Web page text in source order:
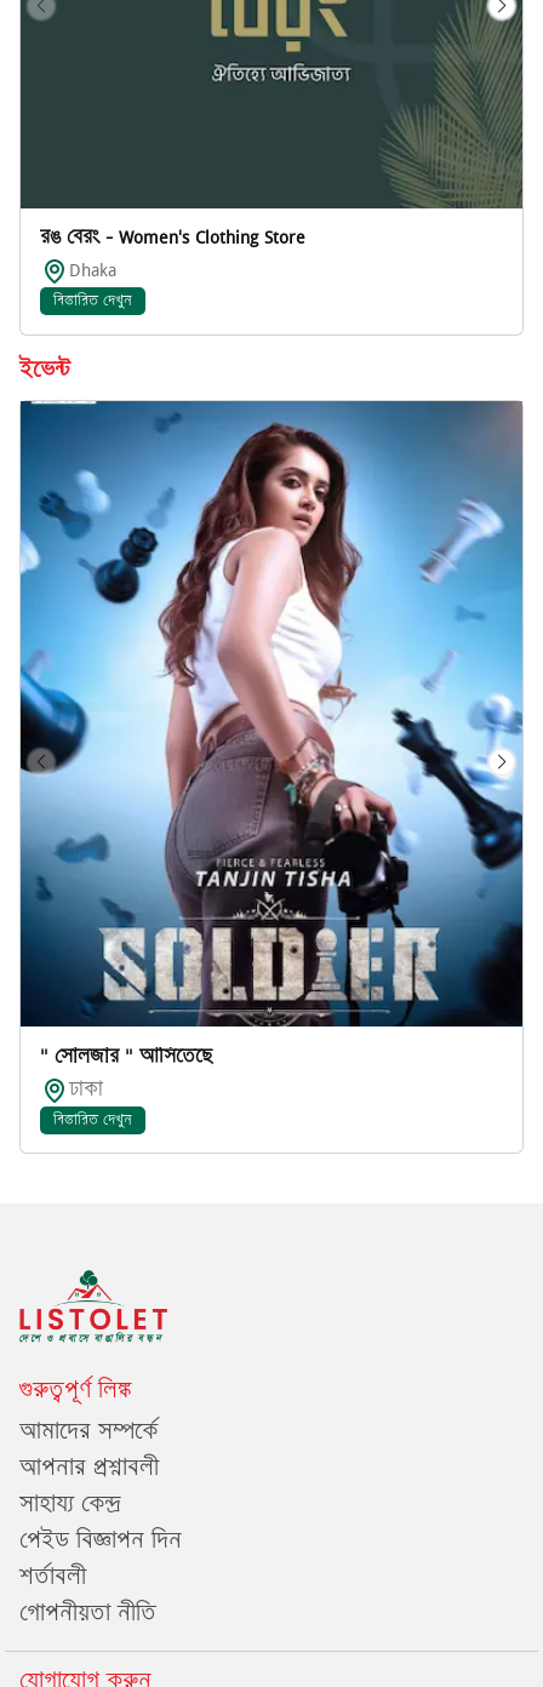
রঙ বেরং - Women's Clothing Store
Dhaka
বিস্তারিত দেখুন
ইভেন্ট
" সোলজার " আসিতেছে
ঢাকা
বিস্তারিত দেখুন
গুরুত্বপূর্ণ লিঙ্ক
আমাদের সম্পর্কে
আপনার প্রশ্নাবলী
সাহায্য কেন্দ্র
পেইড বিজ্ঞাপন দিন
শর্তাবলী
গোপনীয়তা নীতি